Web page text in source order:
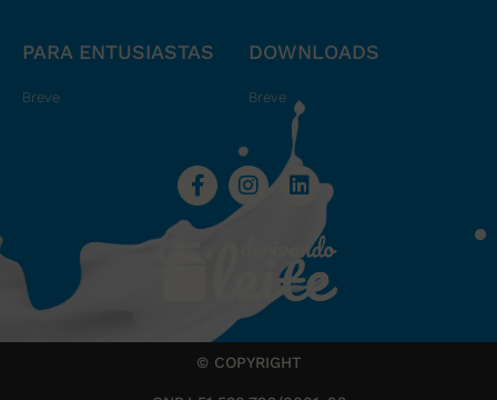
PARA ENTUSIASTAS
Breve
DOWNLOADS
Breve
© COPYRIGHT